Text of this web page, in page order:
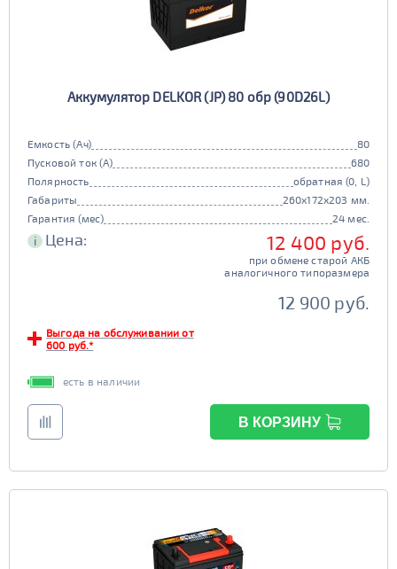
Аккумулятор DELKOR (JP) 80 обр (90D26L)
Емкость (Ач)
80
Пусковой ток (А)
680
Полярность
обратная (0, L)
Габариты
260x172x203 мм.
Гарантия (мес)
24 мес.
i Цена: 12 400 руб.
при обмене старой АКБ
аналогичного типоразмера
12 900 руб.
Выгода на обслуживании от
600 руб.*
есть в наличии
В КОРЗИНУ